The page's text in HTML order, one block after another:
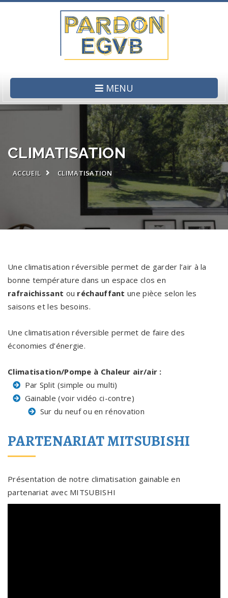
MENU
CLIMATISATION
ACCUEIL CLIMATISATION
Une climatisation réversible permet de garder l’air à la
bonne température dans un espace clos en
rafraichissant ou réchauffant une pièce selon les
saisons et les besoins.
Une climatisation réversible permet de faire des
économies d’énergie.
Climatisation/Pompe à Chaleur air/air :
Par Split (simple ou multi)
Gainable (voir vidéo ci-contre)
Sur du neuf ou en rénovation
PARTENARIAT MITSUBISHI
Présentation de notre climatisation gainable en
partenariat avec MITSUBISHI